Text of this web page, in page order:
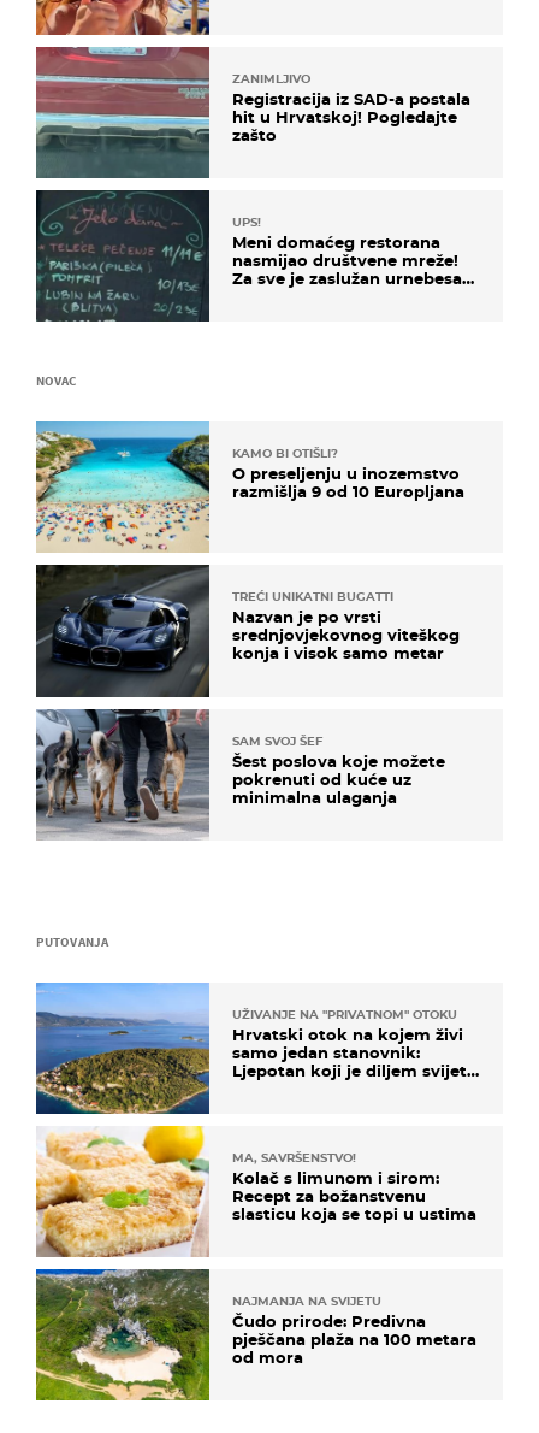
ZANIMLJIVO
Registracija iz SAD-a postala
hit u Hrvatskoj! Pogledajte
zašto
UPS!
Meni domaćeg restorana
nasmijao društvene mreže!
Za sve je zaslužan urnebesan
PUTOVANJA
UŽIVANJE NA "PRIVATNOM" OTOKU
Hrvatski otok na kojem živi
samo jedan stanovnik:
Ljepotan koji je diljem svijeta
MA, SAVRŠENSTVO!
Kolač s limunom i sirom:
Recept za božanstvenu
slasticu koja se topi u ustima
NAJMANJA NA SVIJETU
Čudo prirode: Predivna
pješčana plaža na 100 metara
od mora
NOVAC
KAMO BI OTIŠLI?
O preseljenju u inozemstvo
razmišlja 9 od 10 Europljana
TREĆI UNIKATNI BUGATTI
Nazvan je po vrsti
srednjovjekovnog viteškog
konja i visok samo metar
SAM SVOJ ŠEF
Šest poslova koje možete
pokrenuti od kuće uz
minimalna ulaganja